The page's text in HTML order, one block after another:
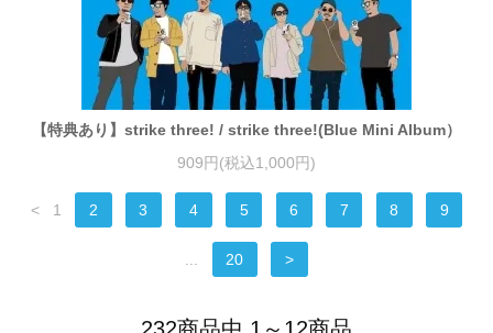
【特典あり】strike three! / strike three!(Blue Mini Album）
909円(税込1,000円)
< 1 2 3 4 5 6 7 8 9
20 >